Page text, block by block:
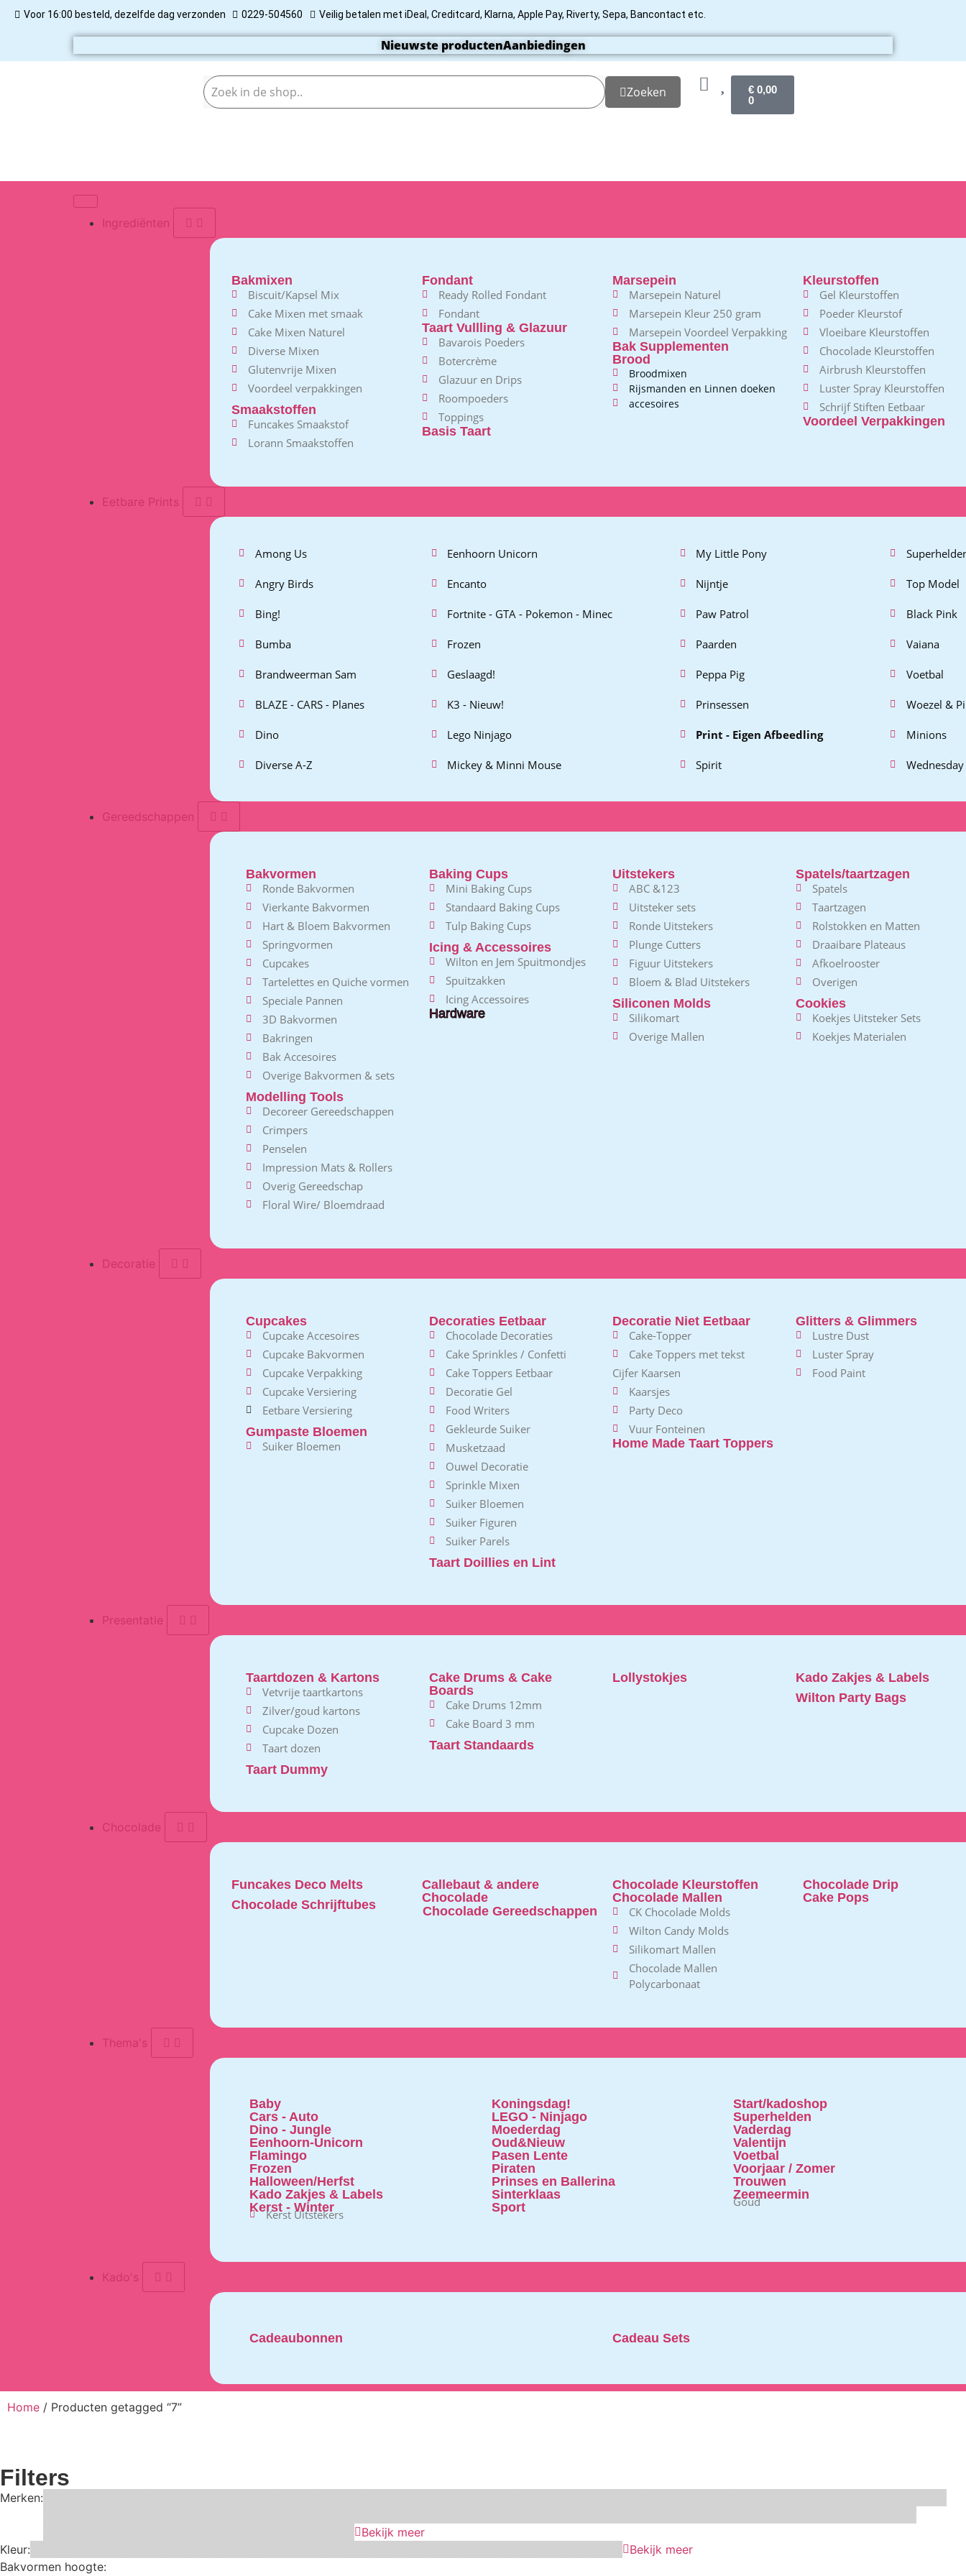
Voor 16:00 besteld, dezelfde dag verzonden 0229-504560 Veilig betalen met iDeal, Creditcard, Klarna, Apple Pay, Riverty, Sepa, Bancontact etc.
Nieuwste productenAanbiedingen
Zoeken € 0,00
0
Ingrediënten
Bakmixen
Biscuit/Kapsel Mix
Cake Mixen met smaak
Cake Mixen Naturel
Diverse Mixen
Glutenvrije Mixen
Voordeel verpakkingen
Smaakstoffen
Funcakes Smaakstof
Lorann Smaakstoffen
Fondant
Ready Rolled Fondant
Fondant
Taart Vullling & Glazuur
Bavarois Poeders
Botercrème
Glazuur en Drips
Roompoeders
Toppings
Basis Taart
Marsepein
Marsepein Naturel
Marsepein Kleur 250 gram
Marsepein Voordeel Verpakking
Bak Supplementen
Brood
Broodmixen
Rijsmanden en Linnen doeken
accesoires
Kleurstoffen
Gel Kleurstoffen
Poeder Kleurstof
Vloeibare Kleurstoffen
Chocolade Kleurstoffen
Airbrush Kleurstoffen
Luster Spray Kleurstoffen
Schrijf Stiften Eetbaar
Voordeel Verpakkingen
Eetbare Prints
Among Us
Angry Birds
Bing!
Bumba
Brandweerman Sam
BLAZE - CARS - Planes
Dino
Diverse A-Z
Eenhoorn Unicorn
Encanto
Fortnite - GTA - Pokemon - Minec
Frozen
Geslaagd!
K3 - Nieuw!
Lego Ninjago
Mickey & Minni Mouse
My Little Pony
Nijntje
Paw Patrol
Paarden
Peppa Pig
Prinsessen
Print - Eigen Afbeedling
Spirit
Top Model
Black Pink
Vaiana
Voetbal
Woezel &
Minions
Wednesday
Gereedschappen
Bakvormen
Ronde Bakvormen
Vierkante Bakvormen
Hart & Bloem Bakvormen
Springvormen
Cupcakes
Tartelettes en Quiche vormen
Speciale Pannen
3D Bakvormen
Bakringen
Bak Accesoires
Overige Bakvormen & sets
Modelling Tools
Decoreer Gereedschappen
Crimpers
Penselen
Impression Mats & Rollers
Overig Gereedschap
Floral Wire/ Bloemdraad
Baking Cups
Mini Baking Cups
Standaard Baking Cups
Tulp Baking Cups
Icing & Accessoires
Wilton en Jem Spuitmondjes
Spuitzakken
Icing Accessoires
Hardware
Uitstekers
ABC &123
Uitsteker sets
Ronde Uitstekers
Plunge Cutters
Figuur Uitstekers
Bloem & Blad Uitstekers
Siliconen Molds
Silikomart
Overige Mallen
Spatels/taartzagen
Spatels
Taartzagen
Rolstokken en Matten
Draaibare Plateaus
Afkoelrooster
Overigen
Cookies
Koekjes Uitsteker Sets
Koekjes Materialen
Decoratie
Cupcakes
Cupcake Accesoires
Cupcake Bakvormen
Cupcake Verpakking
Cupcake Versiering
Eetbare Versiering
Gumpaste Bloemen
Suiker Bloemen
Decoraties Eetbaar
Chocolade Decoraties
Cake Sprinkles / Confetti
Cake Toppers Eetbaar
Decoratie Gel
Food Writers
Gekleurde Suiker
Musketzaad
Ouwel Decoratie
Sprinkle Mixen
Suiker Bloemen
Suiker Figuren
Suiker Parels
Taart Doillies en Lint
Decoratie Niet Eetbaar
Cake-Topper
Cake Toppers met tekst
Cijfer Kaarsen
Kaarsjes
Party Deco
Vuur Fonteinen
Home Made Taart Toppers
Glitters & Glimmers
Lustre Dust
Luster Spray
Food Paint
Presentatie
Taartdozen & Kartons
Vetvrije taartkartons
Zilver/goud kartons
Cupcake Dozen
Taart dozen
Taart Dummy
Cake Drums & Cake
Boards
Cake Drums 12mm
Cake Board 3 mm
Taart Standaards
Lollystokjes
Kado Zakjes & Labels
Wilton Party Bags
Chocolade
Funcakes Deco Melts
Chocolade Schrijftubes
Callebaut & andere
Chocolade
Chocolade Gereedschappen
Chocolade Kleurstoffen
Chocolade Mallen
CK Chocolade Molds
Wilton Candy Molds
Silikomart Mallen
Chocolade Mallen
Polycarbonaat
Chocolade Drip
Cake Pops
Thema's
Baby
Cars - Auto
Dino - Jungle
Eenhoorn-Unicorn
Flamingo
Frozen
Halloween/Herfst
Kado Zakjes & Labels
Kerst - Winter
Kerst Uitstekers
Koningsdag!
LEGO - Ninjago
Moederdag
Oud&Nieuw
Pasen Lente
Piraten
Prinses en Ballerina
Sinterklaas
Sport
Start/kadoshop
Superhelden
Vaderdag
Valentijn
Voetbal
Voorjaar / Zomer
Trouwen
Zeemeermin
Goud
Kado's
Cadeaubonnen Cadeau Sets
Home / Producten getagged “7”
Filters
Merken:
Bekijk meer
Kleur:
Bekijk meer
Bakvormen hoogte: